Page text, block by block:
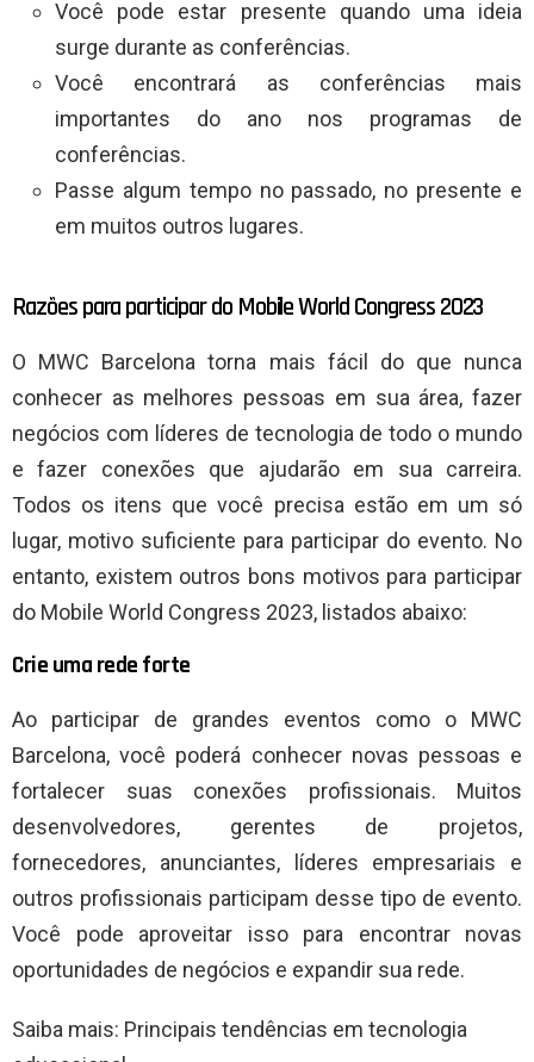
Você pode estar presente quando uma ideia
surge durante as conferências.
Você encontrará as conferências mais
importantes do ano nos programas de
conferências.
Passe algum tempo no passado, no presente e
em muitos outros lugares.
Razões para participar do Mobile World Congress 2023
O MWC Barcelona torna mais fácil do que nunca
conhecer as melhores pessoas em sua área, fazer
negócios com líderes de tecnologia de todo o mundo
e fazer conexões que ajudarão em sua carreira.
Todos os itens que você precisa estão em um só
lugar, motivo suficiente para participar do evento. No
entanto, existem outros bons motivos para participar
do Mobile World Congress 2023, listados abaixo:
Crie uma rede forte
Ao participar de grandes eventos como o MWC
Barcelona, ​​você poderá conhecer novas pessoas e
fortalecer suas conexões profissionais. Muitos
desenvolvedores, gerentes de projetos,
fornecedores, anunciantes, líderes empresariais e
outros profissionais participam desse tipo de evento.
Você pode aproveitar isso para encontrar novas
oportunidades de negócios e expandir sua rede.
Saiba mais: Principais tendências em tecnologia